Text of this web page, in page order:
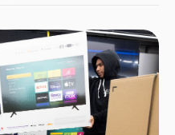
때문이다. 월가는 10월 채용공고가
했을 것으로 전망하고 있지만
언 역시 더 매파적일 수 있을 것으로
퍼런스보드(CB)의 인플레이션
부담이다. 강력한 고용은 다가올
은 물가가 오래 유지될 가능성을
수 있다는 위험이 있다.유로존의